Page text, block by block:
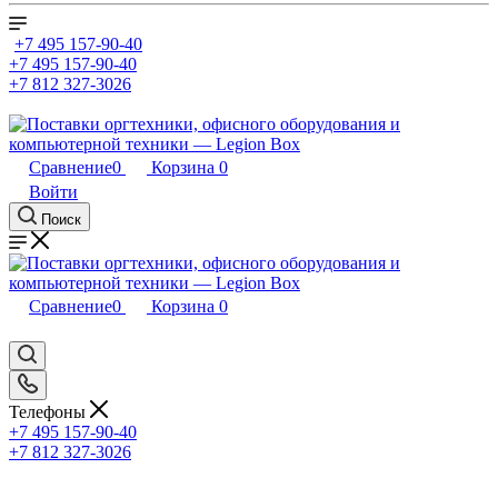
+7 495 157-90-40
+7 495 157-90-40
+7 812 327-3026
Сравнение0 Корзина 0
Войти
Поиск
Сравнение0 Корзина 0
Телефоны
+7 495 157-90-40
+7 812 327-3026